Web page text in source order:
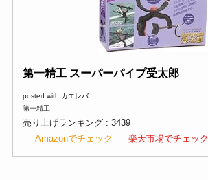
第一精工 スーパーパイプ受太郎
posted with カエレバ
第一精工
売り上げランキング : 3439
Amazonでチェック
楽天市場でチェック